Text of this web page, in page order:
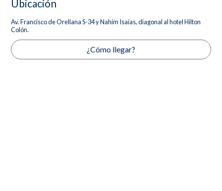
Ubicación
Av. Francisco de Orellana S-34 y Nahim Isaías, diagonal al hotel Hilton
Colón.
¿Cómo llegar?